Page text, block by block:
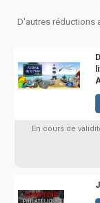
D'autres réductions
En cours de